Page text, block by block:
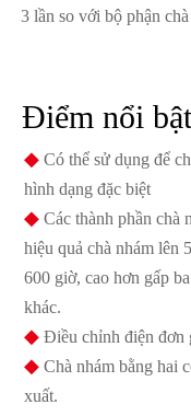
3 lần so với bộ phận
Điểm nổi bật
◆Có thể sử dụng để
hình dạng đặc biệt
◆Các thành phần chà
hiệu quả chà nhám lên
600 giờ, cao hơn gấp
khác.
◆Điều chỉnh điện đơn
◆Chà nhám bằng hai
xuất.